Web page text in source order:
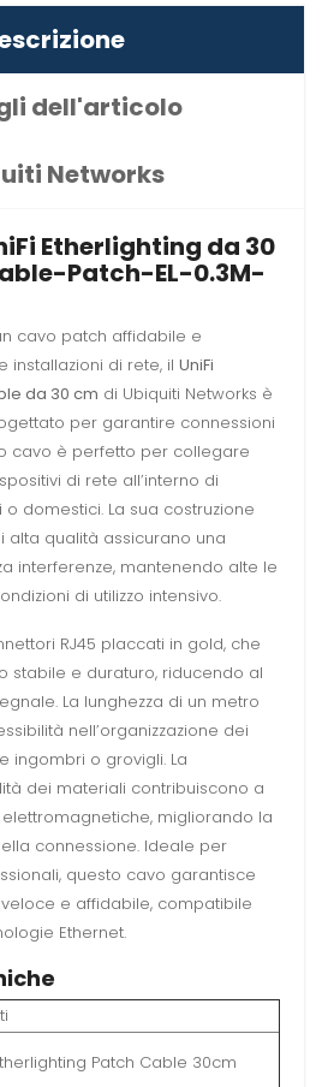
dell'articolo
Networks
Etherlighting da 30
Patch-EL-0.3M-
cavo patch affidabile e
installazioni di rete, il UniFi
da 30 cm di Ubiquiti Networks è
per garantire connessioni
cavo è perfetto per collegare
di rete all’interno di
domestici. La sua costruzione
alta qualità assicurano una
interferenze, mantenendo alte le
di utilizzo intensivo.
RJ45 placcati in gold, che
stabile e duraturo, riducendo al
La lunghezza di un metro
nell’organizzazione dei
ingombri o grovigli. La
dei materiali contribuiscono a
migliorando la
connessione. Ideale per
questo cavo garantisce
e affidabile, compatibile
Ethernet.
Patch Cable 30cm